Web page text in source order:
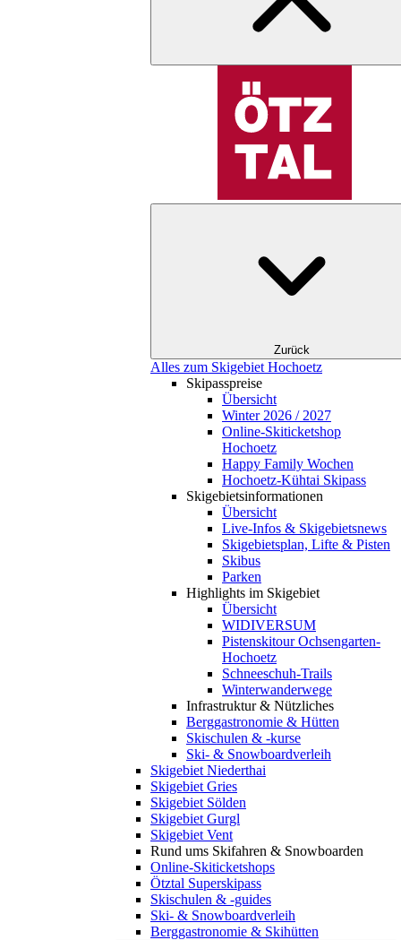
Zurück
Alles zum Skigebiet Hochoetz
Skipasspreise
Übersicht
Winter 2026 / 2027
Online-Skiticketshop
Hochoetz
Happy Family Wochen
Hochoetz-Kühtai Skipass
Skigebietsinformationen
Übersicht
Live-Infos & Skigebietsnews
Skigebietsplan, Lifte & Pisten
Skibus
Parken
Highlights im Skigebiet
Übersicht
WIDIVERSUM
Pistenskitour Ochsengarten-
Hochoetz
Schneeschuh-Trails
Winterwanderwege
Infrastruktur & Nützliches
Berggastronomie & Hütten
Skischulen & -kurse
Ski- & Snowboardverleih
Skigebiet Niederthai
Skigebiet Gries
Skigebiet Sölden
Skigebiet Gurgl
Skigebiet Vent
Rund ums Skifahren & Snowboarden
Online-Skiticketshops
Ötztal Superskipass
Skischulen & -guides
Ski- & Snowboardverleih
Berggastronomie & Skihütten